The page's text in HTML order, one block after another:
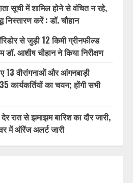
सूची में शामिल होने से वंचित न रहे,
करें : डॉ. चौहान
से जुड़ी 12 किमी ग्रीनफील्ड
डॉ. आशीष चौहान ने किया निरीक्षण
13 वीरांगनाओं और आंगनबाड़ी
कार्यकर्तियों का चयन; होंगी सभी
रात से झमाझम बारिश का दौर जारी,
में ऑरेंज अलर्ट जारी